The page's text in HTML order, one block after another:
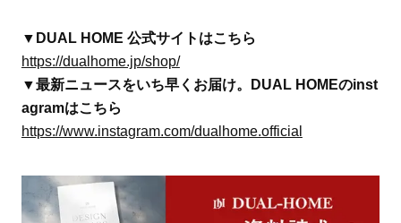
▼DUAL HOME 公式サイトはこちら
https://dualhome.jp/shop/
▼最新ニュースをいち早くお届け。DUAL HOMEのinst
agramはこちら
https://www.instagram.com/dualhome.official